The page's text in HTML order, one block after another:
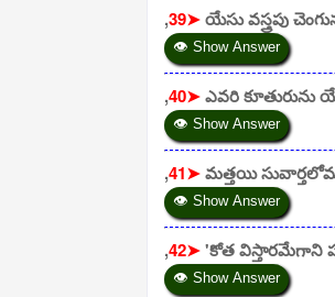
,39➤యేసు వస్త్రపు
👁 Show Answer
,40➤ఎవరి కూతురును
👁 Show Answer
,41➤మత్తయి
👁 Show Answer
,42➤'కోత విస్తారమేగాని
👁 Show Answer